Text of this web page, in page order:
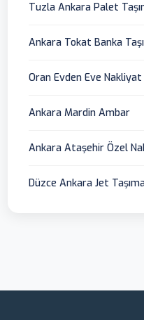
Tuzla Ankara Palet
Ankara Tokat Banka
Oran Evden Eve Nakliyat
Ankara Mardin Ambar
Ankara Ataşehir Özel
Düzce Ankara Jet